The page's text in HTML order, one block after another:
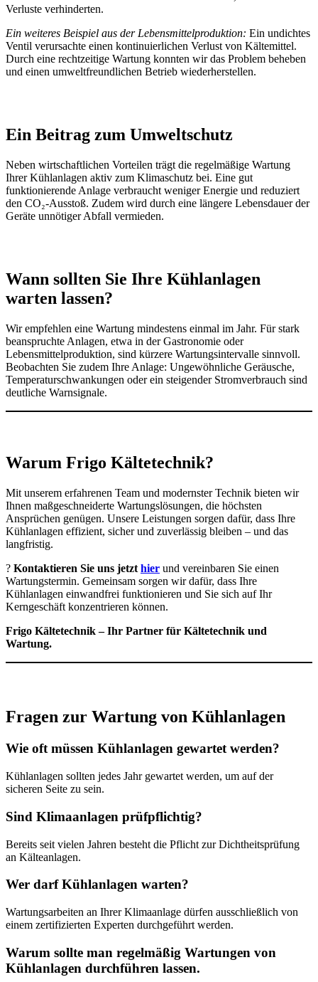
Verluste verhinderten.
Ein weiteres Beispiel aus der Lebensmittelproduktion: Ein undichtes
Ventil verursachte einen kontinuierlichen Verlust von Kältemittel.
Durch eine rechtzeitige Wartung konnten wir das Problem beheben
und einen umweltfreundlichen Betrieb wiederherstellen.
Ein Beitrag zum Umweltschutz
Neben wirtschaftlichen Vorteilen trägt die regelmäßige Wartung
Ihrer Kühlanlagen aktiv zum Klimaschutz bei. Eine gut
funktionierende Anlage verbraucht weniger Energie und reduziert
den CO₂-Ausstoß. Zudem wird durch eine längere Lebensdauer der
Geräte unnötiger Abfall vermieden.
Wann sollten Sie Ihre Kühlanlagen
warten lassen?
Wir empfehlen eine Wartung mindestens einmal im Jahr. Für stark
beanspruchte Anlagen, etwa in der Gastronomie oder
Lebensmittelproduktion, sind kürzere Wartungsintervalle sinnvoll.
Beobachten Sie zudem Ihre Anlage: Ungewöhnliche Geräusche,
Temperaturschwankungen oder ein steigender Stromverbrauch sind
deutliche Warnsignale.
Warum Frigo Kältetechnik?
Mit unserem erfahrenen Team und modernster Technik bieten wir
Ihnen maßgeschneiderte Wartungslösungen, die höchsten
Ansprüchen genügen. Unsere Leistungen sorgen dafür, dass Ihre
Kühlanlagen effizient, sicher und zuverlässig bleiben – und das
langfristig.
? Kontaktieren Sie uns jetzt hier und vereinbaren Sie einen
Wartungstermin. Gemeinsam sorgen wir dafür, dass Ihre
Kühlanlagen einwandfrei funktionieren und Sie sich auf Ihr
Kerngeschäft konzentrieren können.
Frigo Kältetechnik – Ihr Partner für Kältetechnik und
Wartung.
Fragen zur Wartung von Kühlanlagen
Wie oft müssen Kühlanlagen gewartet werden?
Kühlanlagen sollten jedes Jahr gewartet werden, um auf der
sicheren Seite zu sein.
Sind Klimaanlagen prüfpflichtig?
Bereits seit vielen Jahren besteht die Pflicht zur Dichtheitsprüfung
an Kälteanlagen.
Wer darf Kühlanlagen warten?
Wartungsarbeiten an Ihrer Klimaanlage dürfen ausschließlich von
einem zertifizierten Experten durchgeführt werden.
Warum sollte man regelmäßig Wartungen von
Kühlanlagen durchführen lassen.